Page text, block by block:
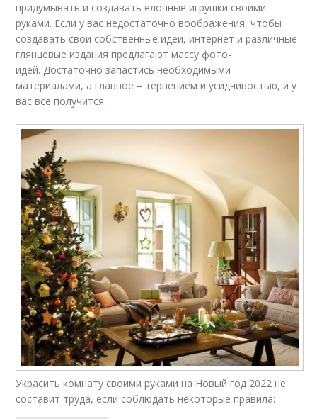
придумывать и создавать елочные игрушки своими
руками. Если у вас недостаточно воображения, чтобы
создавать свои собственные идеи, интернет и различные
глянцевые издания предлагают массу фото-
идей. Достаточно запастись необходимыми
материалами, а главное – терпением и усидчивостью, и у
вас все получится.
Украсить комнату своими руками на Новый год 2022 не
составит труда, если соблюдать некоторые правила: